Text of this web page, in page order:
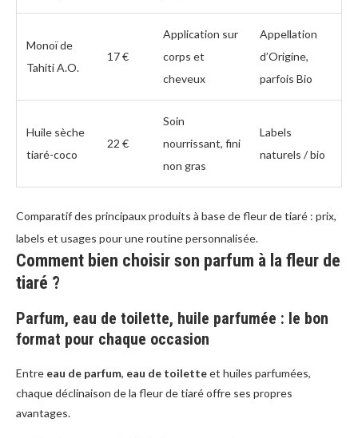
Monoï de
Tahiti A.O.
17 €
Application sur
corps et
cheveux
Appellation
d’Origine,
parfois Bio
Huile sèche
tiaré-coco
22 €
Soin
nourrissant, fini
non gras
Labels
naturels / bio
Comparatif des principaux produits à base de fleur de tiaré : prix,
labels et usages pour une routine personnalisée.
Comment bien choisir son parfum à la fleur de
tiaré ?
Parfum, eau de toilette, huile parfumée : le bon
format pour chaque occasion
Entre eau de parfum, eau de toiletteet huiles parfumées,
chaque déclinaison de la fleur de tiaré offre ses propres
avantages.